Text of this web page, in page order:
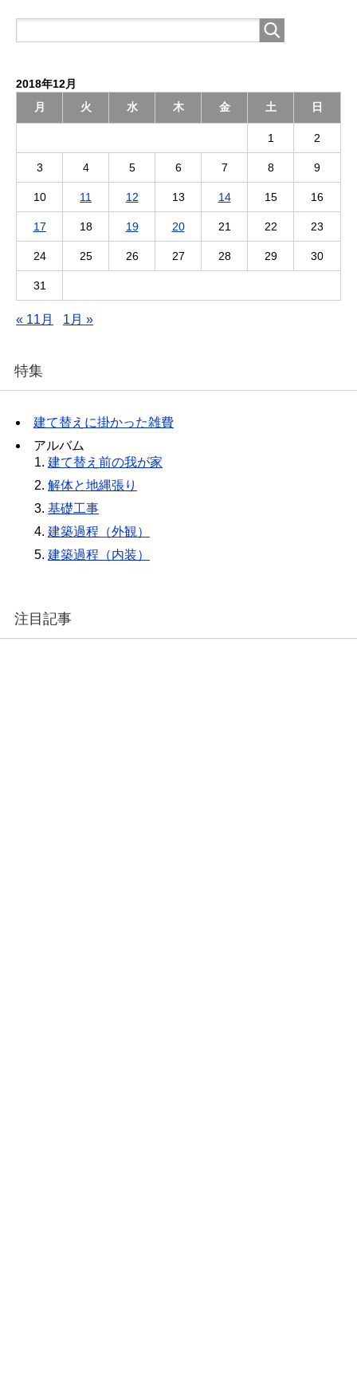
2018年12月
月
火 水 木 金 土 日
1 2
3 4 5 6 7 8 9
10 11 12 13 14 15 16
17 18 19 20 21 22 23
24 25 26 27 28 29 30
31
« 11月 1月 »
特集
建て替えに掛かった雑費
アルバム
建て替え前の我が家
解体と地縄張り
基礎工事
建築過程（外観）
建築過程（内装）
注目記事